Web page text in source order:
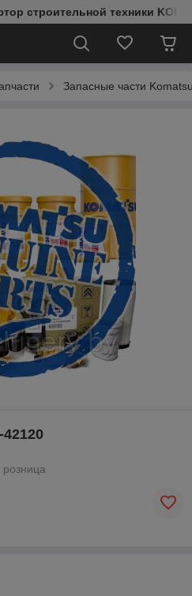
строительной техники
Запасные части